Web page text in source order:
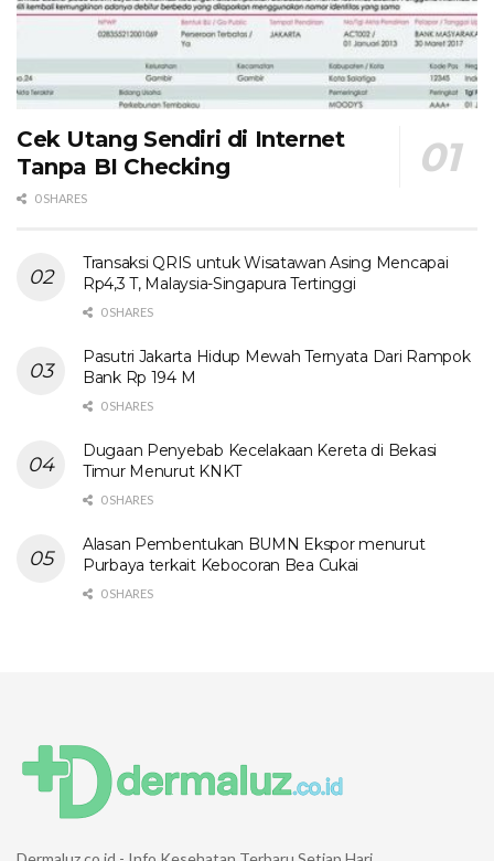
Cek Utang Sendiri di Internet
Tanpa BI Checking
0 SHARES
Transaksi QRIS untuk Wisatawan Asing Mencapai
Rp4,3 T, Malaysia-Singapura Tertinggi
0 SHARES
Pasutri Jakarta Hidup Mewah Ternyata Dari Rampok
Bank Rp 194 M
0 SHARES
Dugaan Penyebab Kecelakaan Kereta di Bekasi
Timur Menurut KNKT
0 SHARES
Alasan Pembentukan BUMN Ekspor menurut
Purbaya terkait Kebocoran Bea Cukai
0 SHARES